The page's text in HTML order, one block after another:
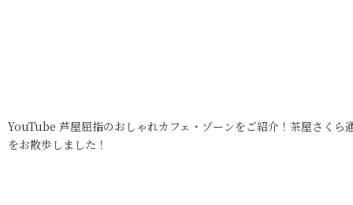
YouTube 芦屋屈指のおしゃれカフェ・ゾーンをご紹介！茶屋さくら
をお散歩しました！